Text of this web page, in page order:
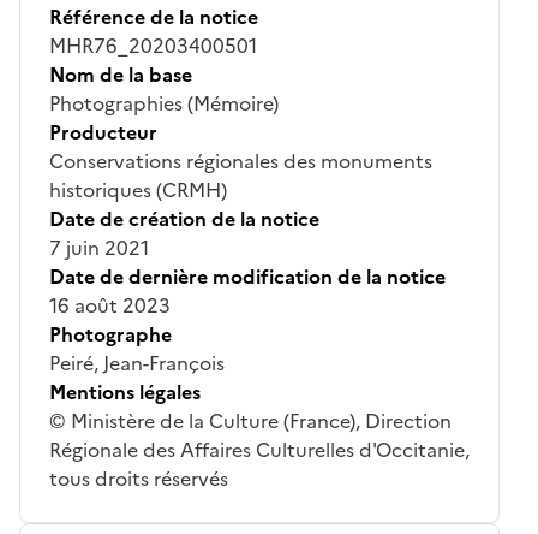
Référence de la notice
MHR76_20203400501
Nom de la base
Photographies (Mémoire)
Producteur
Conservations régionales des monuments
historiques (CRMH)
Date de création de la notice
7 juin 2021
Date de dernière modification de la notice
16 août 2023
Photographe
Peiré, Jean-François
Mentions légales
© Ministère de la Culture (France), Direction
Régionale des Affaires Culturelles d'Occitanie,
tous droits réservés